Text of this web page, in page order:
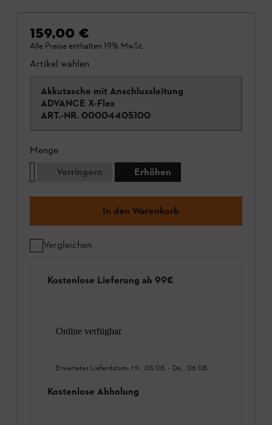
159,00 €
Alle Preise enthalten 19% MwSt.
Artikel wählen
Akkutasche mit Anschlussleitung
ADVANCE X-Flex
ART.-NR. 00004405100
Menge
Verringern
Erhöhen
In den Warenkorb
Vergleichen
Kostenlose Lieferung ab 99€
Online verfügbar
Erwartetes Lieferdatum: Mi., 05.08. - Do., 06.08.
Kostenlose Abholung